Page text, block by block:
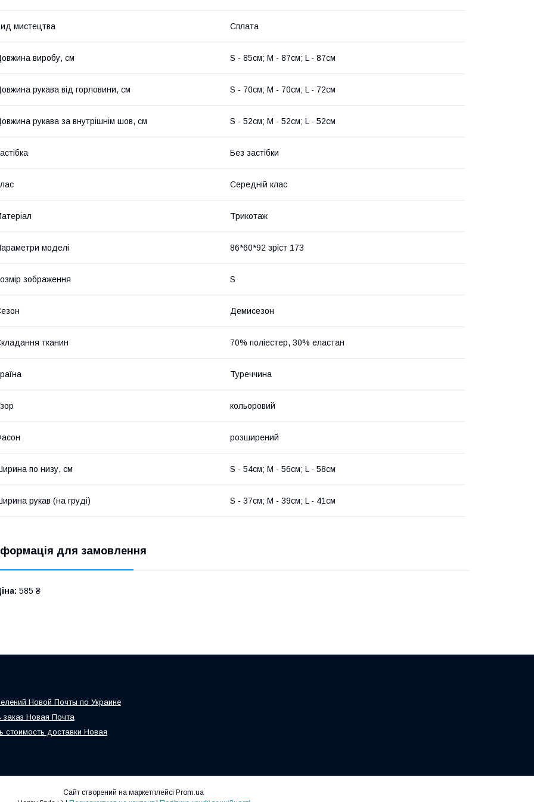
мистецтва Сплата
виробу, см S - 85см; M - 87см; L - 87см
рукава від горловини, см S - 70см; M - 70см; L - 72см
рукава за внутрішнім шов, см S - 52см; M - 52см; L - 52см
Без застібки
Середній клас
Трикотаж
моделі 86*60*92 зріст 173
зображення S
Демисезон
тканин 70% поліестер, 30% еластан
Туреччина
кольоровий
розширений
по низу, см S - 54см; М - 56см; L - 58см
рукав (на груді) S - 37см; M - 39см; L - 41см
для замовлення
585 ₴
Новой Почты по Украине
заказ Новая Почта
стоимость доставки Новая
Сайт створений на маркетплейсі Prom.ua